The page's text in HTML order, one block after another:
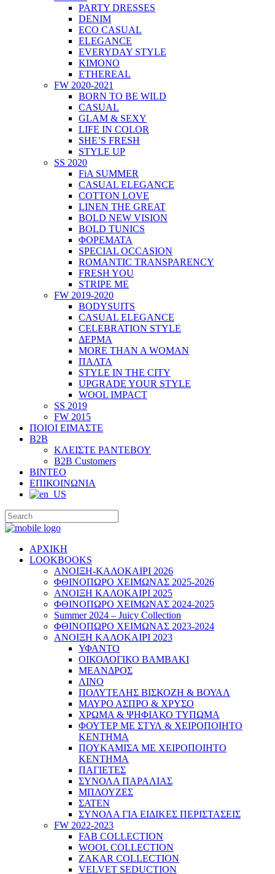
PARTY DRESSES
DENIM
ECO CASUAL
ELEGANCE
EVERYDAY STYLE
KIMONO
ETHEREAL
FW 2020-2021
BORN TO BE WILD
CASUAL
GLAM & SEXY
LIFE IN COLOR
SHE’S FRESH
STYLE UP
SS 2020
FiA SUMMER
CASUAL ELEGANCE
COTTON LOVE
LINEN THE GREAT
BOLD NEW VISION
BOLD TUNICS
ΦΟΡΕΜΑΤΑ
SPECIAL OCCASION
ROMANTIC TRANSPARENCY
FRESH YOU
STRIPE ME
FW 2019-2020
BODYSUITS
CASUAL ELEGANCE
CELEBRATION STYLE
ΔΕΡΜΑ
MORE THAN A WOMAN
ΠΑΛΤΑ
STYLE IN THE CITY
UPGRADE YOUR STYLE
WOOL IMPACT
SS 2019
FW 2015
ΠΟΙΟΙ ΕΙΜΑΣΤΕ
B2B
ΚΛΕΙΣΤΕ ΡΑΝΤΕΒΟΥ
B2B Customers
ΒΙΝΤΕΟ
ΕΠΙΚΟΙΝΩΝΙΑ
ΑΡΧΙΚΗ
LOOKBOOKS
ΑΝΟΙΞΗ-ΚΑΛΟΚΑΙΡΙ 2026
ΦΘΙΝΟΠΩΡΟ ΧΕΙΜΩΝΑΣ 2025-2026
ΑΝΟΙΞΗ ΚΑΛΟΚΑΙΡΙ 2025
ΦΘΙΝΟΠΩΡΟ ΧΕΙΜΩΝΑΣ 2024-2025
Summer 2024 – Juicy Collection
ΦΘΙΝΟΠΩΡΟ ΧΕΙΜΩΝΑΣ 2023-2024
ΑΝΟΙΞΗ ΚΑΛΟΚΑΙΡΙ 2023
ΥΦΑΝΤΟ
ΟΙΚΟΛΟΓΙΚΟ ΒΑΜΒΑΚΙ
ΜΕΑΝΔΡΟΣ
ΛΙΝΟ
ΠΟΛΥΤΕΛΗΣ ΒΙΣΚΟΖΗ & ΒΟΥΑΛ
ΜΑΥΡΟ ΑΣΠΡΟ & ΧΡΥΣΟ
ΧΡΩΜΑ & ΨΗΦΙΑΚΟ ΤΥΠΩΜΑ
ΦΟΥΤΕΡ ΜΕ ΣΤΥΛ & ΧΕΙΡΟΠΟΙΗΤΟ
ΚΕΝΤΗΜΑ
ΠΟΥΚΑΜΙΣΑ ΜΕ ΧΕΙΡΟΠΟΙΗΤΟ
ΚΕΝΤΗΜΑ
ΠΑΓΙΕΤΕΣ
ΣΥΝΟΛΑ ΠΑΡΑΛΙΑΣ
ΜΠΛΟΥΖΕΣ
ΣΑΤΕΝ
ΣΥΝΟΛΑ ΓΙΑ ΕΙΔΙΚΕΣ ΠΕΡΙΣΤΑΣΕΙΣ
FW 2022-2023
FAB COLLECTION
WOOL COLLECTION
ZAKAR COLLECTION
VELVET SEDUCTION